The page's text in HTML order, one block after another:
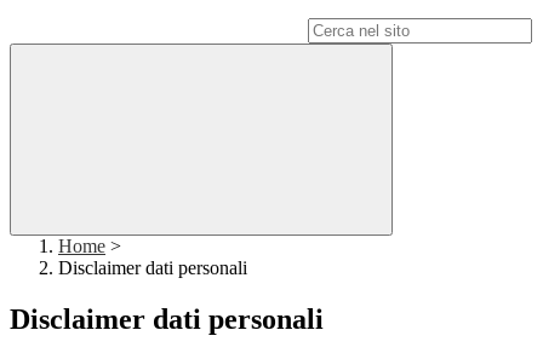
Home >
Disclaimer dati personali
Disclaimer dati personali